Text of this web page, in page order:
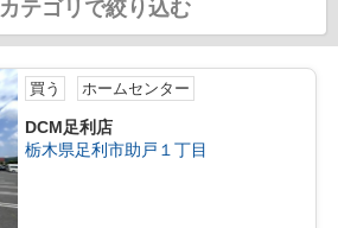
カテゴリで絞り込む
買う ホームセンター
DCM足利店
栃木県足利市助戸１丁目